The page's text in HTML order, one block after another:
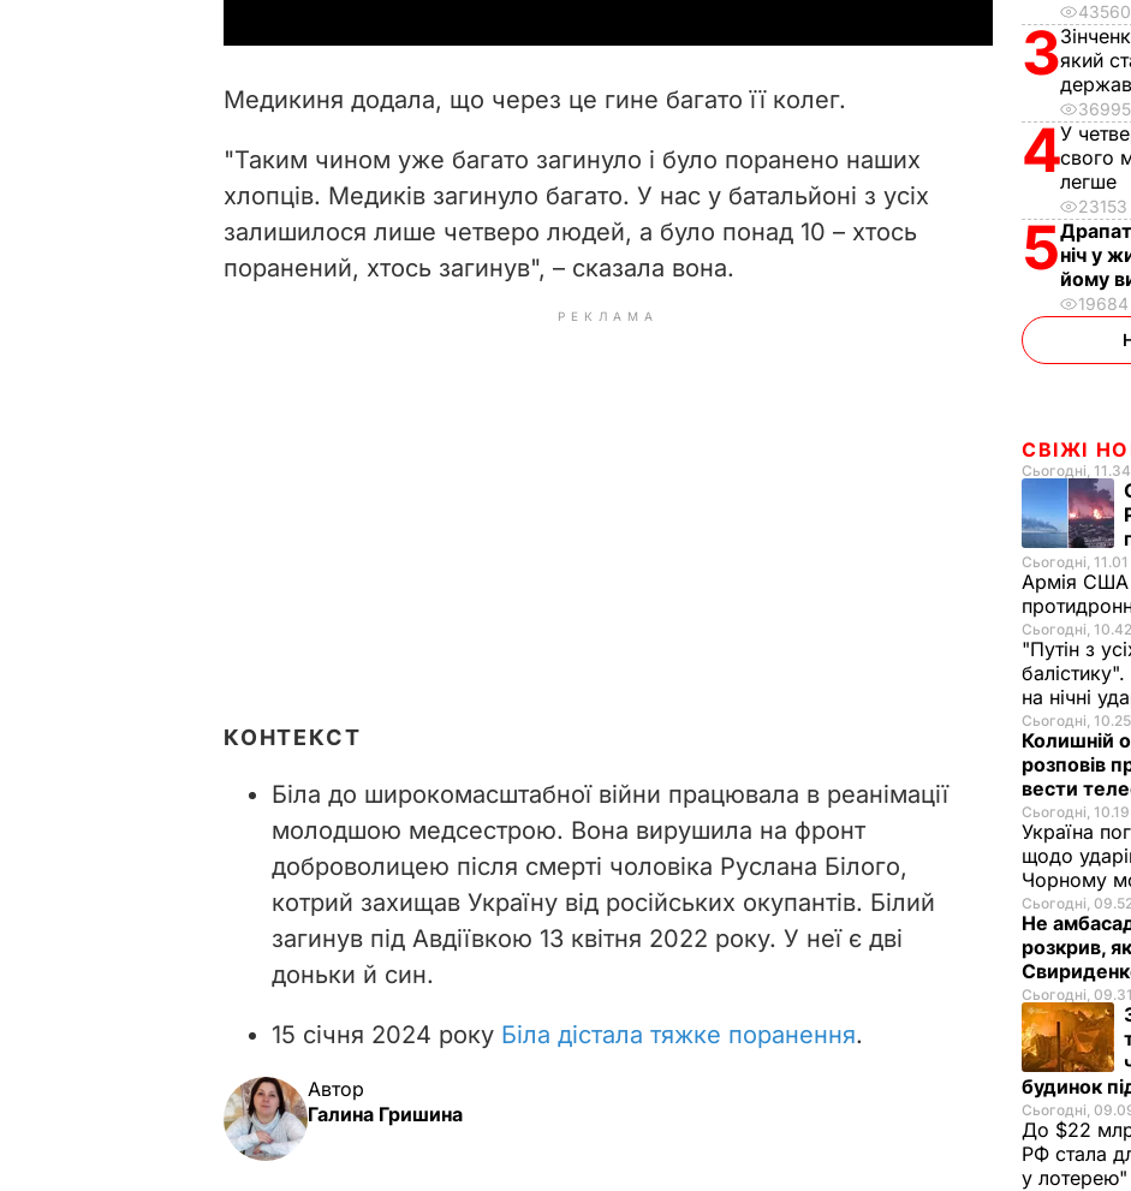
d
e
o
Медикиня додала, що через це гине багато її колег.
"Таким чином уже багато загинуло і було поранено наших
хлопців. Медиків загинуло багато. У нас у батальйоні з усіх
залишилося лише четверо людей, а було понад 10 – хтось
поранений, хтось загинув", – сказала вона.
РЕКЛАМА
КОНТЕКСТ
Біла до широкомасштабної війни працювала в реанімації
молодшою медсестрою. Вона вирушила на фронт
доброволицею після смерті чоловіка Руслана Білого,
котрий захищав Україну від російських окупантів. Білий
загинув під Авдіївкою 13 квітня 2022 року. У неї є дві
доньки й син.
15 січня 2024 року Біла дістала тяжке поранення.
Автор
Галина Гришина
43560
3який
36995
4У
свого
легше
23153
5ніч у
йому
19684
СВІЖІ
Сьогодні, 11.34
Сьогодні, 11.01
Армія США
Сьогодні, 10.42
"Путін з
на нічні
Сьогодні, 10.25
Колишній
розповів
вести
Сьогодні, 10.19
Україна
щодо
Чорному
Сьогодні,
Не
розкрив,
Сьогодні, 09.31
будинок
Сьогодні,
До $22
РФ стала
у лотерею"